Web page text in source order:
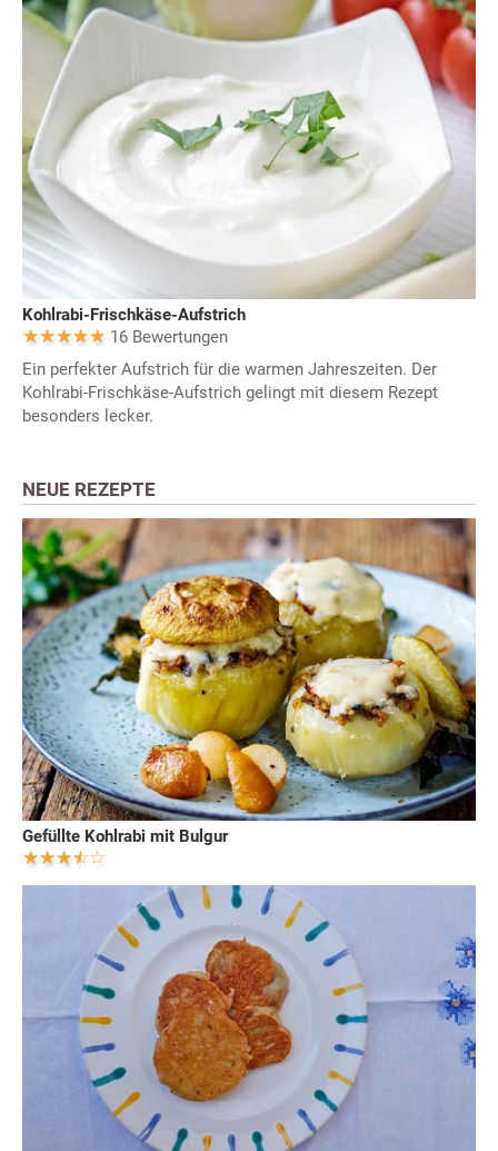
Kohlrabi-Frischkäse-Aufstrich
16 Bewertungen
Ein perfekter Aufstrich für die warmen Jahreszeiten. Der
Kohlrabi-Frischkäse-Aufstrich gelingt mit diesem Rezept
besonders lecker.
NEUE REZEPTE
Gefüllte Kohlrabi mit Bulgur